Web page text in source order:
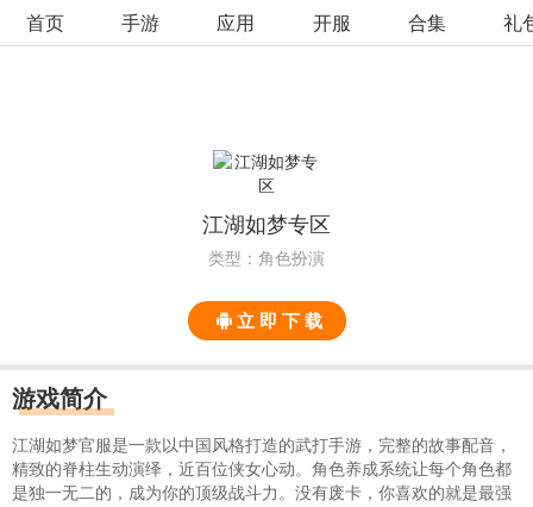
首页 手游 应用 开服 合集 礼
江湖如梦专区
类型：角色扮演
立 即 下 载
游戏简介
江湖如梦官服是一款以中国风格打造的武打手游，完整的故事配音，
精致的脊柱生动演绎，近百位侠女心动。角色养成系统让每个角色都
是独一无二的，成为你的顶级战斗力。没有废卡，你喜欢的就是最强